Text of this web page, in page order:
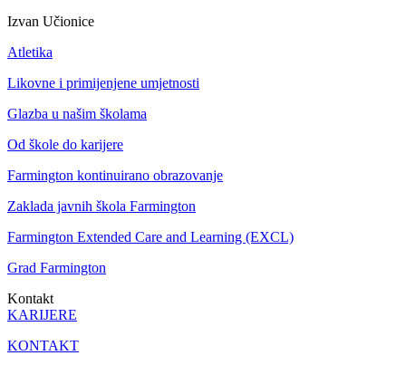
Izvan Učionice
Atletika
Likovne i primijenjene umjetnosti
Glazba u našim školama
Od škole do karijere
Farmington kontinuirano obrazovanje
Zaklada javnih škola Farmington
Farmington Extended Care and Learning (EXCL)
Grad Farmington
Kontakt
KARIJERE
KONTAKT